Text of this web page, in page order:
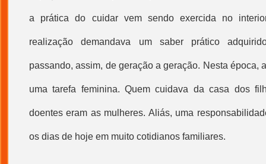
a prática do cuidar vem sendo exercida no
realização demandava um saber prático
passando, assim, de geração a geração. Nesta época,
uma tarefa feminina. Quem cuidava da casa dos
doentes eram as mulheres. Aliás, uma
os dias de hoje em muito cotidianos familiares.